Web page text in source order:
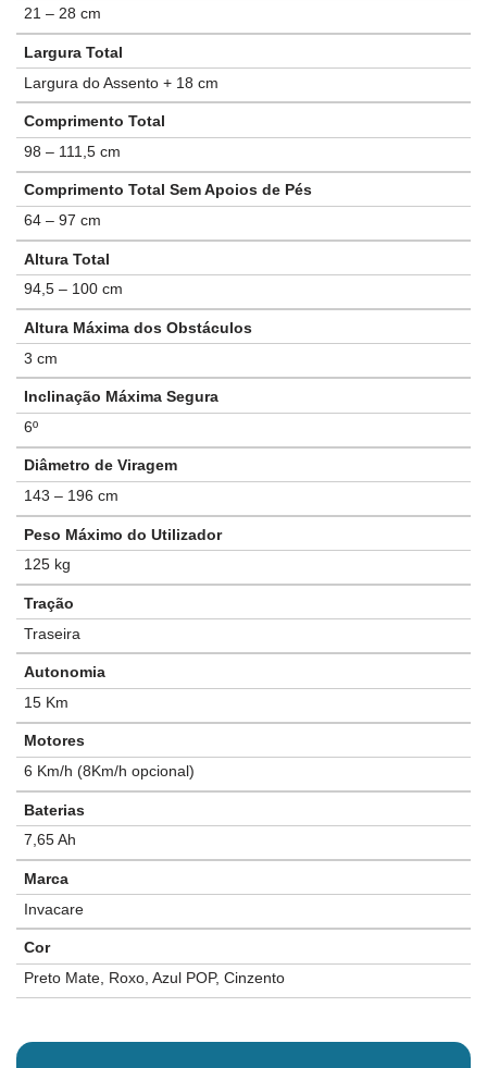
21 – 28 cm
Largura Total
Largura do Assento + 18 cm
Comprimento Total
98 – 111,5 cm
Comprimento Total Sem Apoios de Pés
64 – 97 cm
Altura Total
94,5 – 100 cm
Altura Máxima dos Obstáculos
3 cm
Inclinação Máxima Segura
6º
Diâmetro de Viragem
143 – 196 cm
Peso Máximo do Utilizador
125 kg
Tração
Traseira
Autonomia
15 Km
Motores
6 Km/h (8Km/h opcional)
Baterias
7,65 Ah
Marca
Invacare
Cor
Preto Mate, Roxo, Azul POP, Cinzento